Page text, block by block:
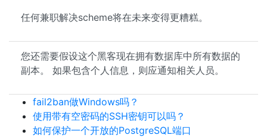
任何兼职解决scheme将在未来变得更糟糕。
您还需要假设这个黑客现在拥有数据库中所有数据的
副本。 如果包含个人信息，则应通知相关人员。
fail2ban做Windows吗？
使用带有空密码的SSH密钥可以吗？
如何保护一个开放的PostgreSQL端口